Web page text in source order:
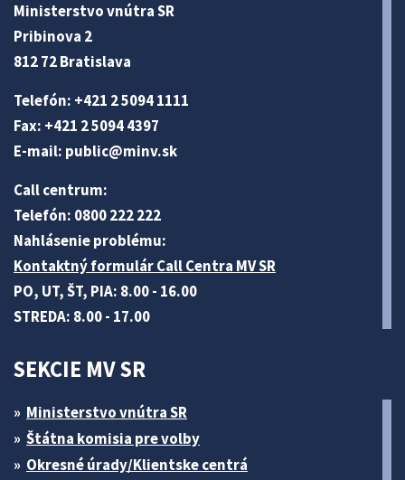
Ministerstvo vnútra SR
Pribinova 2
812 72 Bratislava
Telefón: +421 2 5094 1111
Fax: +421 2 5094 4397
E-mail: public@minv.sk
Call centrum:
Telefón: 0800 222 222
Nahlásenie problému:
Kontaktný formulár Call Centra MV SR
PO, UT, ŠT, PIA: 8.00 - 16.00
STREDA: 8.00 - 17.00
SEKCIE MV SR
Ministerstvo vnútra SR
Štátna komisia pre volby
Okresné úrady/Klientske centrá